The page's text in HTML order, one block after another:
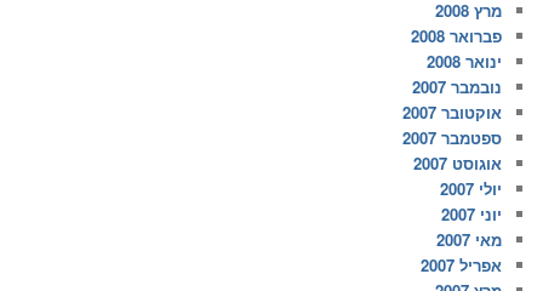
מרץ 2008
פברואר 2008
ינואר 2008
נובמבר 2007
אוקטובר 2007
ספטמבר 2007
אוגוסט 2007
יולי 2007
יוני 2007
מאי 2007
אפריל 2007